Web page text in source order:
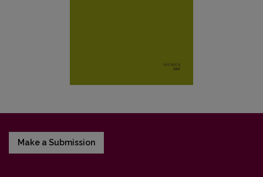
Make a Submission